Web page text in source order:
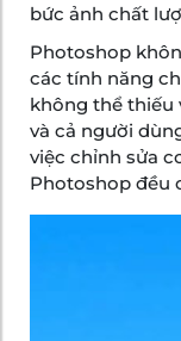
bức ảnh chất
Photoshop
các tính năng
không thể thiếu
và cả người
việc chỉnh sửa
Photoshop đều